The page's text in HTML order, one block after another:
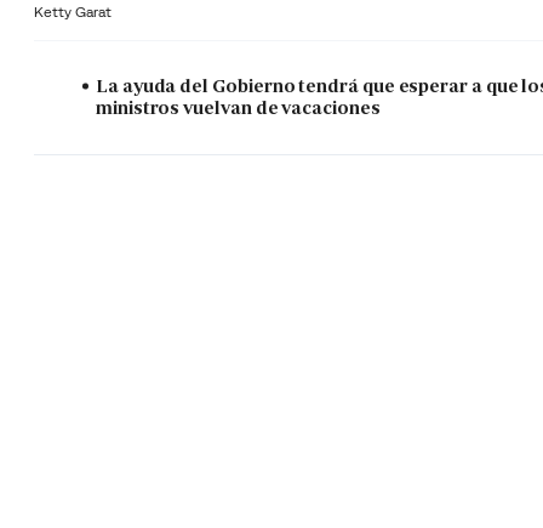
Ketty Garat
La ayuda del Gobierno tendrá que esperar a que
ministros vuelvan de vacaciones